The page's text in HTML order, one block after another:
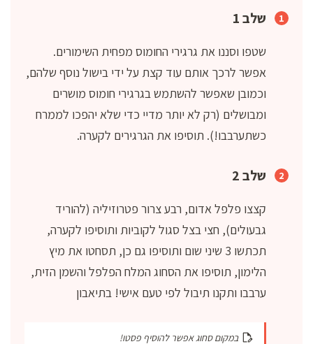
שלב 1
שטפו וסננו את גרגירי החומוס מפחית השימורים.
אפשר לרכך אותם עוד קצת על ידי בישול נוסף שלהם,
וכמובן שאפשר להשתמש בגרגירי חומוס מושרים
ומבושלים (רק לא יותר מדיי כדי שלא יהפכו לממרח
כשתערבבו!). תוסיפו את הגרגירים לקערה.
שלב 2
קצצו פלפל אדום, רבע צרור פטרוזיליה (להוריד
גבעולים), חצי בצל סגול לקוביות ותוסיפו לקערה,
תכתשו 3 שיני שום ותוסיפו גם כן, תסחטו את מיץ
הלימון, תוסיפו את הסחוג המלח הפלפל והשמן הזית,
ערבבו ותקנו תיבול לפי טעם אישי! בתיאבון
במקום סחוג אפשר להוסיף פסטו!